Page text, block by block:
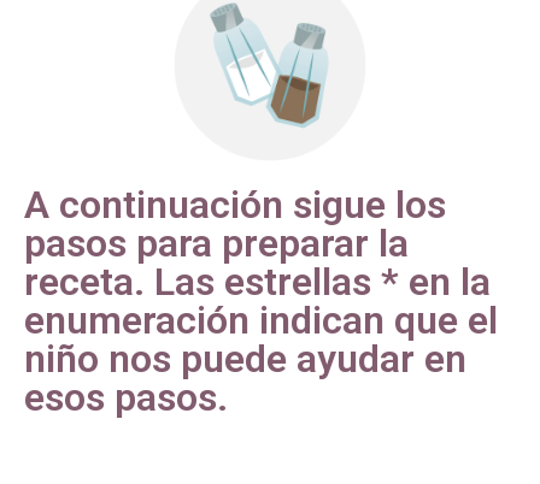
A continuación sigue los
pasos para preparar la
receta. Las estrellas * en la
enumeración indican que el
niño nos puede ayudar en
esos pasos.